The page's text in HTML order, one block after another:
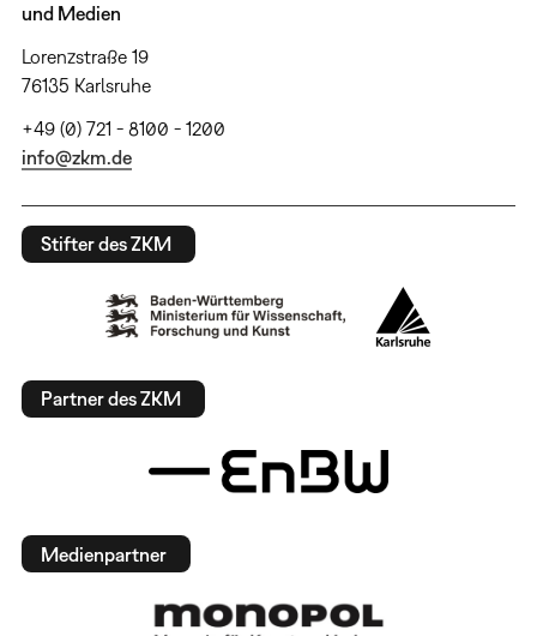
und Medien
Lorenzstraße 19
76135 Karlsruhe
+49 (0) 721 - 8100 - 1200
info@zkm.de
Stifter des ZKM
Partner des ZKM
Medienpartner